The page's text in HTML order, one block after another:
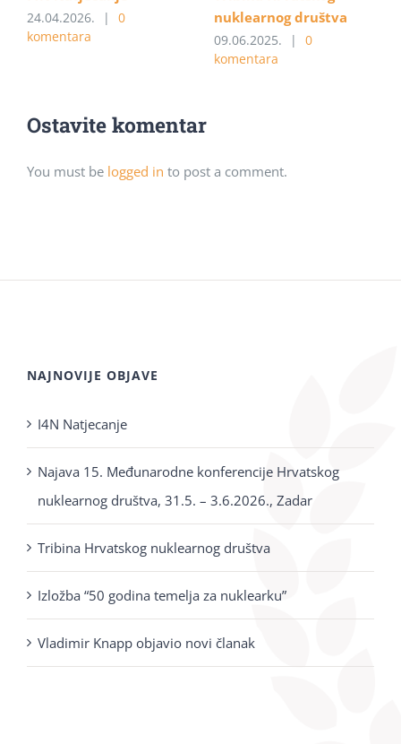
24.04.2026. |
0
komentara
nuklearnog društva
09.06.2025. |
0
komentara
Ostavite komentar
You must be logged in to post a comment.
NAJNOVIJE OBJAVE
I4N Natjecanje
Najava 15. Međunarodne konferencije Hrvatskog
nuklearnog društva, 31.5. – 3.6.2026., Zadar
Tribina Hrvatskog nuklearnog društva
Izložba “50 godina temelja za nuklearku”
Vladimir Knapp objavio novi članak